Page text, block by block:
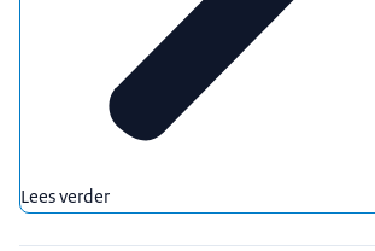
Lees verder